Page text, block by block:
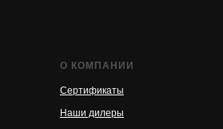
О КОМПАНИИ
Сертификаты
Наши дилеры